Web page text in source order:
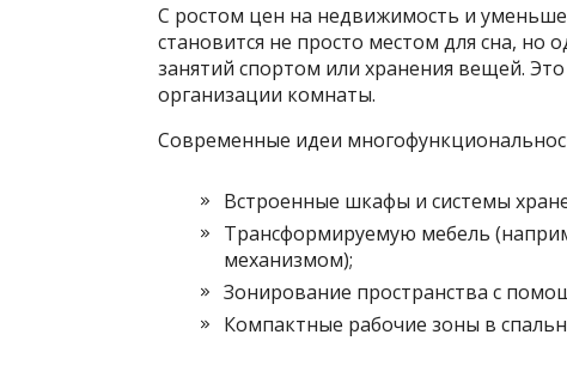
С ростом цен на недвижимость и
становится не просто местом для сна, но
занятий спортом или хранения вещей.
организации комнаты.
Современные идеи
Встроенные шкафы и системы
Трансформируемую мебель
механизмом);
Зонирование пространства с
Компактные рабочие зоны в